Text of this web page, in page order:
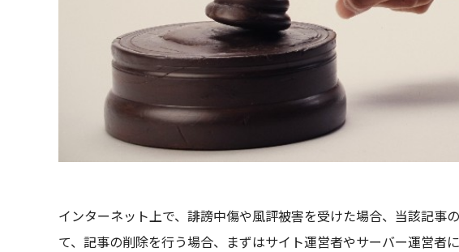
インターネット上で、誹謗中傷や風評被害を受けた場合、当該記事
て、記事の削除を行う場合、まずはサイト運営者やサーバー運営者